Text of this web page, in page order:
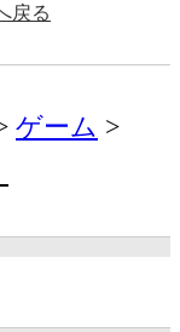
戻る
ゲーム